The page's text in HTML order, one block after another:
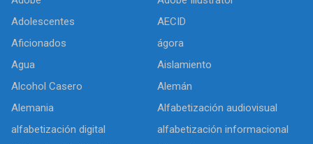
Adolescentes
AECID
Aficionados
ágora
Agua
Aislamiento
Alcohol Casero
Alemán
Alemania
Alfabetización audiovisual
alfabetización digital
alfabetización informacional